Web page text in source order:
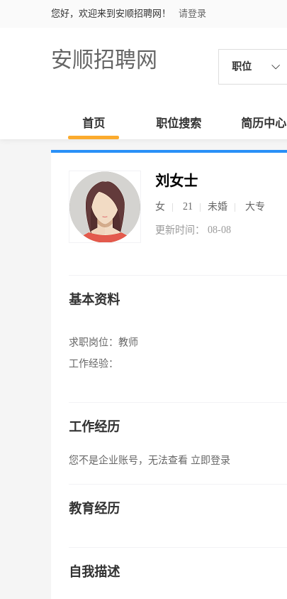
您好，欢迎来到安顺招聘网！ 请登录
安顺招聘网 职位
首页 职位搜索 简历中心
刘女士
女 21 未婚 大专
更新时间： 08-08
基本资料
求职岗位： 教师
工作经验：
工作经历
您不是企业账号，无法查看 立即登录
教育经历
自我描述